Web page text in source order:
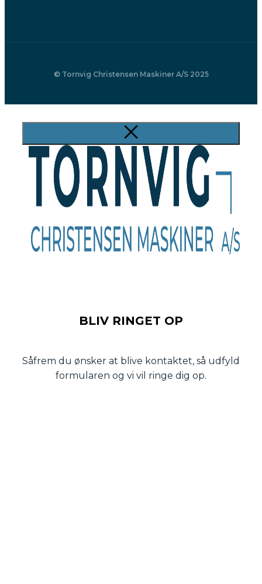
© Tornvig Christensen Maskiner A/S 2025
BLIV RINGET OP
Såfrem du ønsker at blive kontaktet, så udfyld
formularen og vi vil ringe dig op.